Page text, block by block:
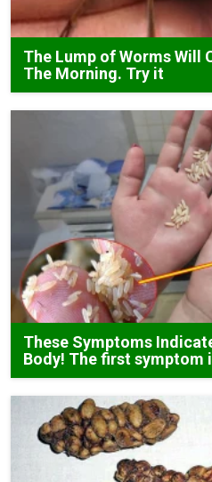
The Lump of Worms Will
The Morning. Try it
These Symptoms
Body! The first symptom